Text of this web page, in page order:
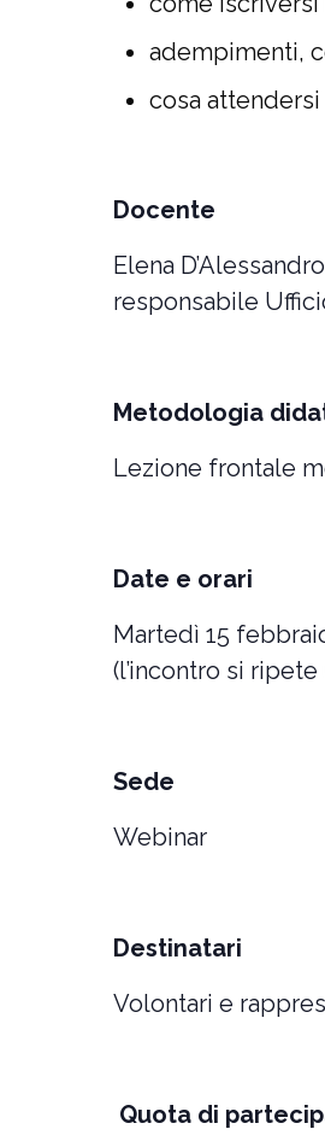
adempimenti,
cosa
Docente
Elena
responsabile
Metodologia
Lezione frontale
Date e orari
Martedì 15
(l’incontro si
Sede
Webinar
Destinatari
Volontari e
Quota di